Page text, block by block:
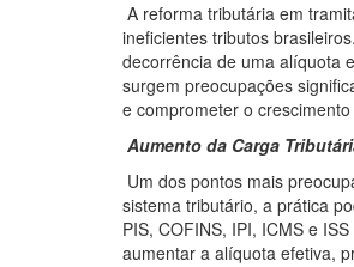
A reforma tributária em
ineficientes tributos
decorrência de uma alíquota
surgem preocupações
e comprometer o
Aumento da Carga
Um dos pontos mais
sistema tributário, a prática
PIS, COFINS, IPI, ICMS e
aumentar a alíquota efetiva,